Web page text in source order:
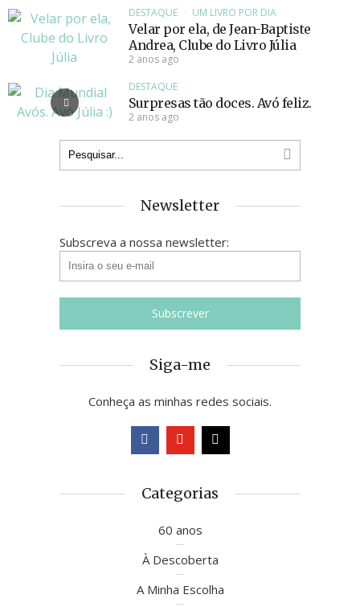
DESTAQUE UM LIVRO POR DIA
Velar por ela, de Jean-Baptiste
Andrea, Clube do Livro Júlia
2 anos ago
DESTAQUE
Surpresas tão doces. Avó feliz.
2 anos ago
Newsletter
Subscreva a nossa newsletter:
Siga-me
Conheça as minhas redes sociais.
Categorias
60 anos
À Descoberta
A Minha Escolha